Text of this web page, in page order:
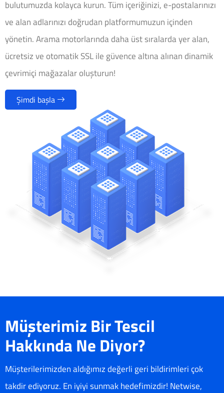
bulutumuzda kolayca kurun. Tüm içeriğinizi, e-postalarınızı
ve alan adlarınızı doğrudan platformumuzun içinden
yönetin. Arama motorlarında daha üst sıralarda yer alan,
ücretsiz ve otomatik SSL ile güvence altına alınan dinamik
çevrimiçi mağazalar oluşturun!
Şimdi başla
Müşterimiz Bir Tescil
Hakkında Ne Diyor?
Müşterilerimizden aldığımız değerli geri bildirimleri çok
takdir ediyoruz. En iyiyi sunmak hedefimizdir! Netwise,